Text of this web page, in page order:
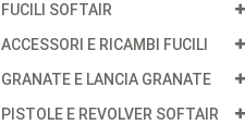
FUCILI SOFTAIR
ACCESSORI E RICAMBI FUCILI
GRANATE E LANCIA GRANATE
PISTOLE E REVOLVER SOFTAIR